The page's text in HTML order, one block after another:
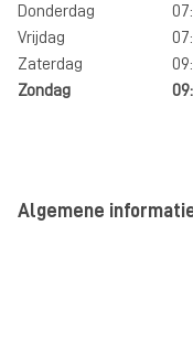
Donderdag
Vrijdag
Zaterdag
Zondag
Algemene